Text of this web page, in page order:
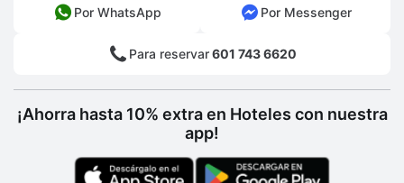
Centro de negocios
Recepción 24 horas
Tiro con arco
Parque infantil
Por WhatsApp Por Messenger
Para reservar601 743 6620
¡Ahorra hasta 10% extra en Hoteles con nuestra
app!